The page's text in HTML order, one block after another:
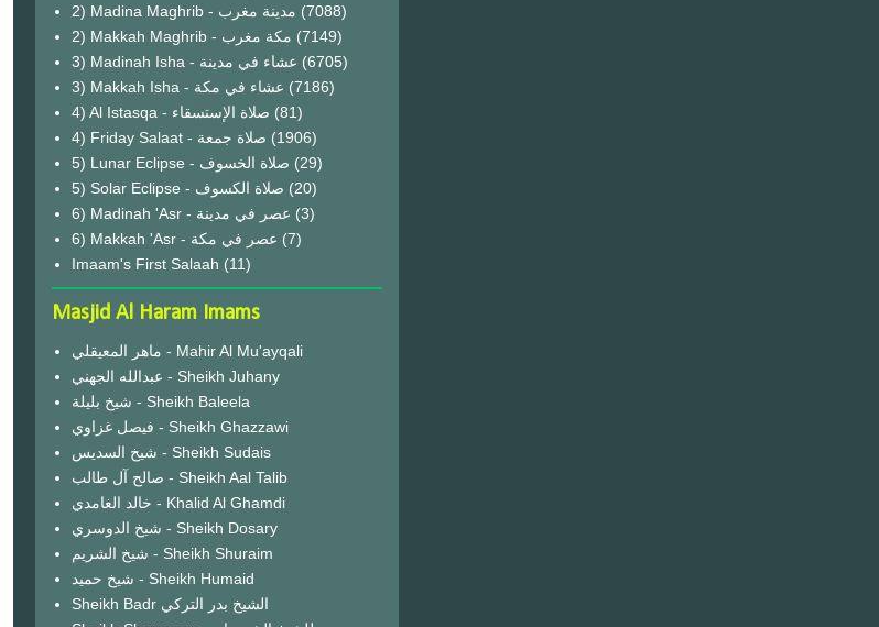
2) Madina Maghrib - مدينة مغرب (7088)
2) Makkah Maghrib - مكة مغرب (7149)
3) Madinah Isha - عشاء في مدينة (6705)
3) Makkah Isha - عشاء في مكة (7186)
4) Al Istasqa - صلاة الإستسقاء (81)
4) Friday Salaat - صلاة جمعة (1906)
5) Lunar Eclipse - صلاة الخسوف (29)
(20)
6) Madinah 'Asr - عصر في مدينة (3)
6) Makkah 'Asr - عصر في مكة (7)
Imaam's First Salaah (11)
Masjid Al Haram Imams
ماهر المعيقلي - Mahir Al Mu'ayqali
عبدالله الجهني - Sheikh Juhany
شيخ بليلة - Sheikh Baleela
فيصل غزاوي - Sheikh Ghazzawi
شيخ السديس - Sheikh Sudais
صالح آل طالب - Sheikh Aal Talib
خالد الغامدي - Khalid Al Ghamdi
شيخ الدوسري - Sheikh Dosary
شيخ الشريم - Sheikh Shuraim
شيخ حميد - Sheikh Humaid
Sheikh Badr الشيخ بدر التركي